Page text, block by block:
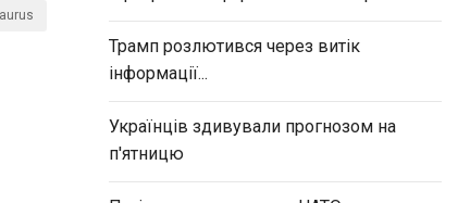
Трамп розлютився через витік
інформації...
Українців здивували прогнозом на
п'ятницю